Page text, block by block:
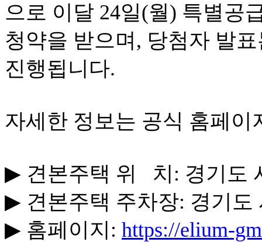
으로 이달 24일(월) 특별공
청약을 받으며, 당첨자 발
진행됩니다.
자세한 정보는 공식 홈페
▶ 견본주택 위 치: 경기도
▶ 견본주택 주차장: 경기도
▶ 홈페이지: https://elium-